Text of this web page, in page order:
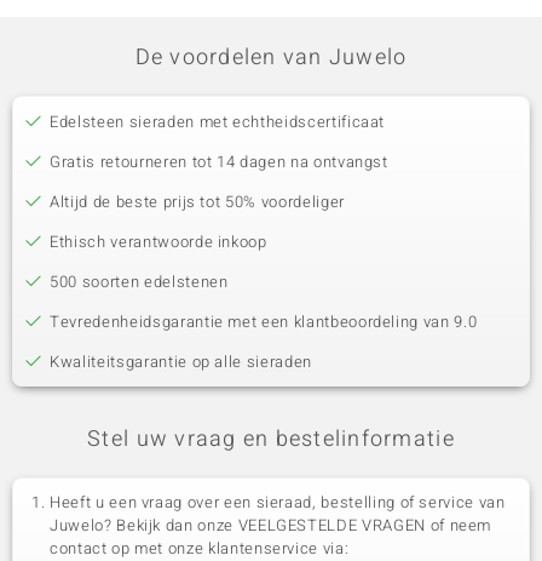
De voordelen van Juwelo
Edelsteen sieraden met echtheidscertificaat
Gratis retourneren tot 14 dagen na ontvangst
Altijd de beste prijs tot 50% voordeliger
Ethisch verantwoorde inkoop
500 soorten edelstenen
Tevredenheidsgarantie met een klantbeoordeling van 9.0
Kwaliteitsgarantie op alle sieraden
Stel uw vraag en bestelinformatie
Heeft u een vraag over een sieraad, bestelling of service van
Juwelo? Bekijk dan onze VEELGESTELDE VRAGEN of neem
contact op met onze klantenservice via: